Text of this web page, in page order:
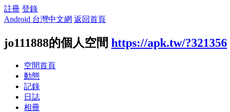
註冊 登錄
Android 台灣中文網 返回首頁
jo111888的個人空間 https://apk.tw/?321356
空間首頁
動態
記錄
日誌
相冊